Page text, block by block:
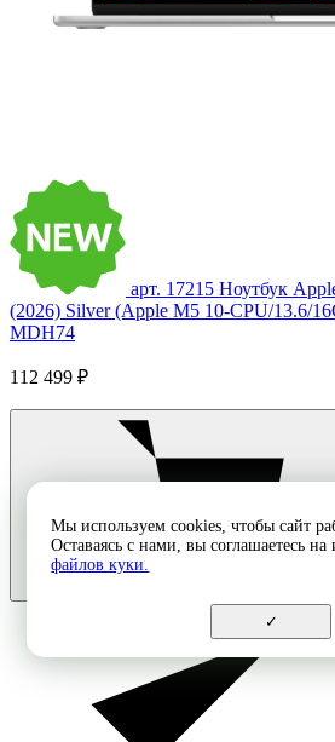
арт. 17215 Ноутбук
(2026) Silver (Apple M5 10-CPU/13.6/
MDH74
112 499 ₽
Мы используем cookies, чтобы сайт
Оставаясь с нами, вы соглашаетесь на
файлов куки.
✓